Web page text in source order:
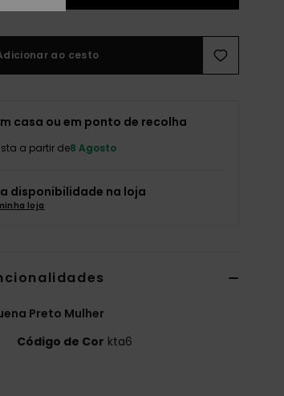
ao cesto
casa ou em ponto de recolha
a partir de8 Agosto
disponibilidade na loja
loja
Preto Mulher
Código de Cor kta6